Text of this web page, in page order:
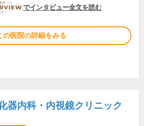
DOCTORVIEW
でインタビュー全文を読む
の医院の詳細をみる
器内科・内視鏡クリニック